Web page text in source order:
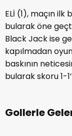
ELİ (1), maçın
bularak öne
Black Jack ise
kapılmadan
baskının
bularak skoru 1-
Gollerle